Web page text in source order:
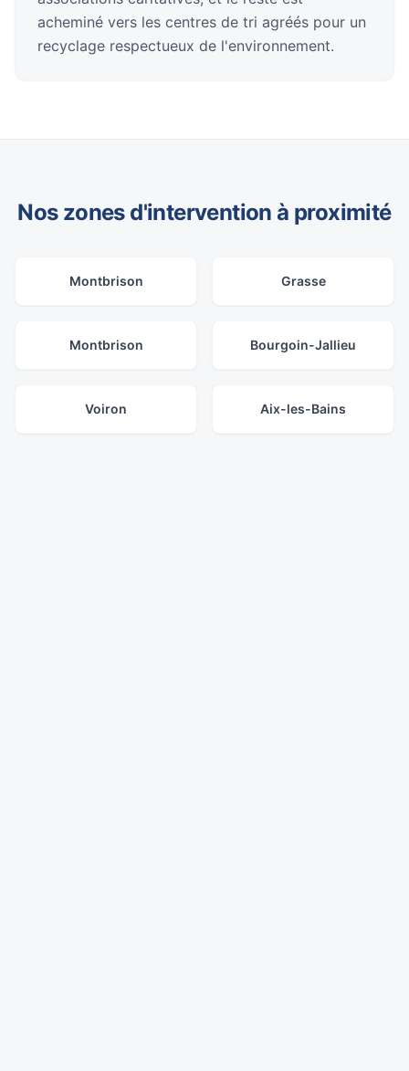
acheminé vers les centres de tri agréés pour un
recyclage respectueux de l'environnement.
Nos zones d'intervention à proximité
Montbrison Grasse
Montbrison Bourgoin-Jallieu
Voiron Aix-les-Bains